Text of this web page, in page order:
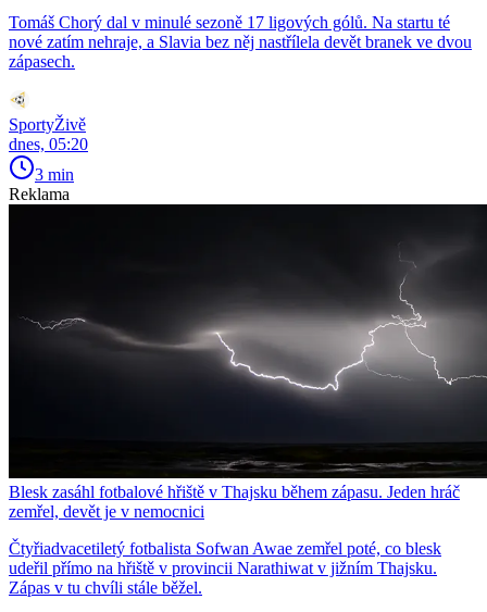
Tomáš Chorý dal v minulé sezoně 17 ligových gólů. Na startu té
nové zatím nehraje, a Slavia bez něj nastřílela devět branek ve dvou
zápasech.
SportyŽivě
dnes, 05:20
3 min
Reklama
Blesk zasáhl fotbalové hřiště v Thajsku během zápasu. Jeden hráč
zemřel, devět je v nemocnici
Čtyřiadvacetiletý fotbalista Sofwan Awae zemřel poté, co blesk
udeřil přímo na hřiště v provincii Narathiwat v jižním Thajsku.
Zápas v tu chvíli stále běžel.